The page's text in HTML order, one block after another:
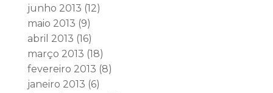
junho 2013 (12)
maio 2013 (9)
abril 2013 (16)
março 2013 (18)
fevereiro 2013 (8)
janeiro 2013 (6)